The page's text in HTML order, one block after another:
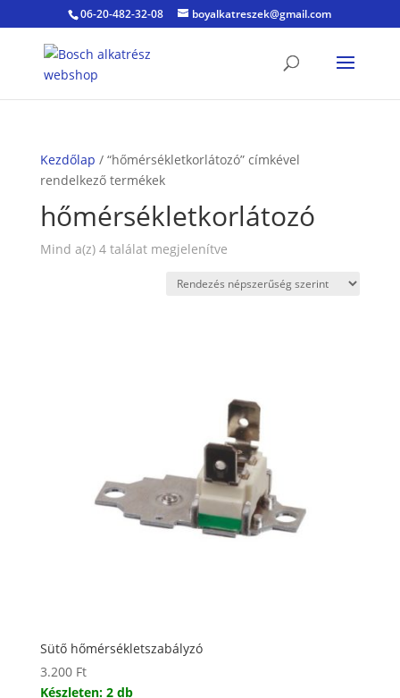
06-20-482-32-08 boyalkatreszek@gmail.com
Kezdőlap / “hőmérsékletkorlátozó” címkével
rendelkező termékek
hőmérsékletkorlátozó
Mind a(z) 4 találat megjelenítveSorted
popularity
Sütő hőmérsékletszabályzó
3.200 Ft
Készleten: 2 db